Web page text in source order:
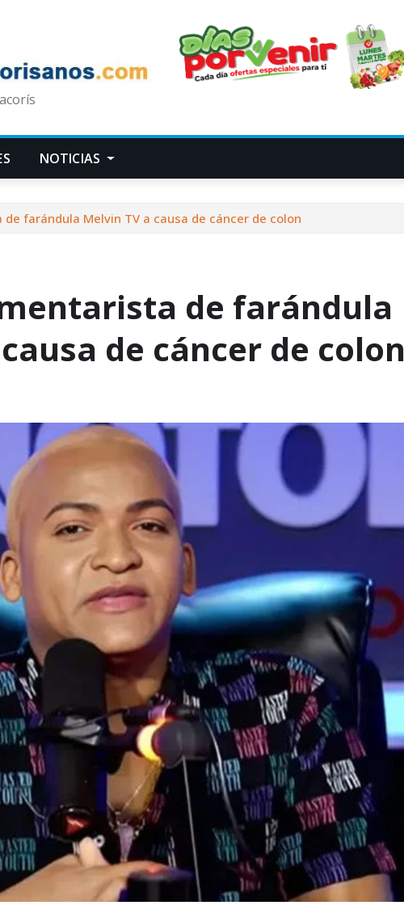
NOTICIAS
farándula Melvin TV a causa de cáncer de colon
de farándula
de cáncer de colon